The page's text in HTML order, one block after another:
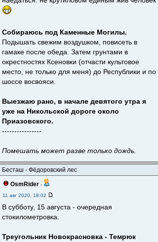
Собираюсь под Каменные Могилы.
Подышать свежим воздушком, повисеть в
гамаке после обеда. Затем грунтами в
окрестностях Ксеновки (отчасти культовое
место, не только для меня) до Республики и по
шоссе восвояси.
Выезжаю рано, в начале девятого утра я
уже на Никольской дороге около
Приазовского.
----------------
Помешать может разве только дождь.
Бесташ - Фёдоровский лес
OsmRider -
11 авг 2020, 18:02
В субботу, 15 августа - очередная
стокилометровка.
Треугольник Новокрасновка - Темрюк